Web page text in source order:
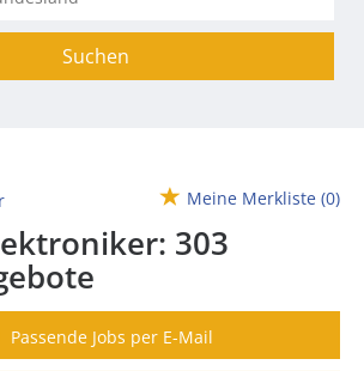
Suchen
Meine Merkliste (0)
303
Passende Jobs per E-Mail